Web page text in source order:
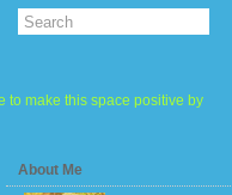
to make this space positive by
About Me